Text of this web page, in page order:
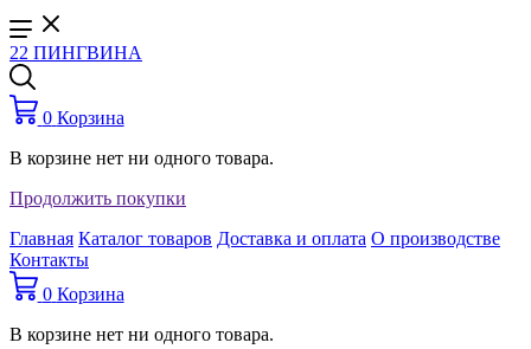
22 ПИНГВИНА
0 Корзина
В корзине нет ни одного товара.
Продолжить покупки
Главная Каталог товаров Доставка и оплата О производстве
Контакты
0 Корзина
В корзине нет ни одного товара.